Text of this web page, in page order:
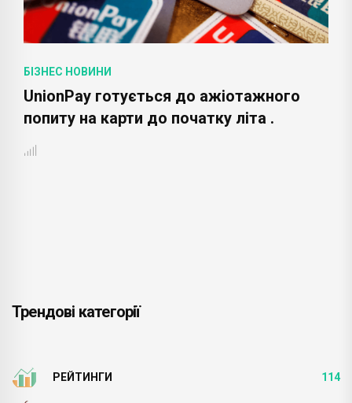
БІЗНЕС НОВИНИ
UnionPay готується до ажіотажного
попиту на карти до початку літа .
Трендові категорії
РЕЙТИНГИ 114